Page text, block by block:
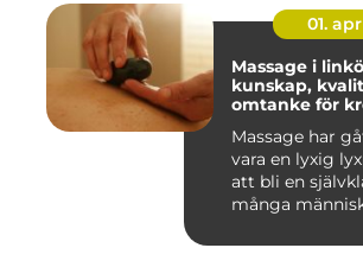
01. apr
Massage i
kunskap,
omtanke för
Massage har
vara en lyxig
att bli en
många